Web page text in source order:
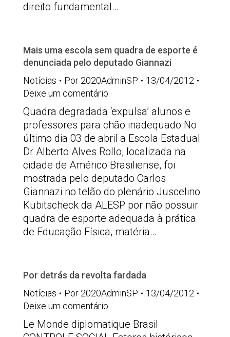
direito fundamental…
Mais uma escola sem quadra de esporte é
denunciada pelo deputado Giannazi
Notícias
Por 2020AdminSP
13/04/2012
Deixe um comentário
Quadra degradada ‘expulsa’ alunos e
professores para chão inadequado No
último dia 03 de abril a Escola Estadual
Dr Alberto Alves Rollo, localizada na
cidade de Américo Brasiliense, foi
mostrada pelo deputado Carlos
Giannazi no telão do plenário Juscelino
Kubitscheck da ALESP por não possuir
quadra de esporte adequada à prática
de Educação Física, matéria…
Por detrás da revolta fardada
Notícias
Por 2020AdminSP
13/04/2012
Deixe um comentário
Le Monde diplomatique Brasil